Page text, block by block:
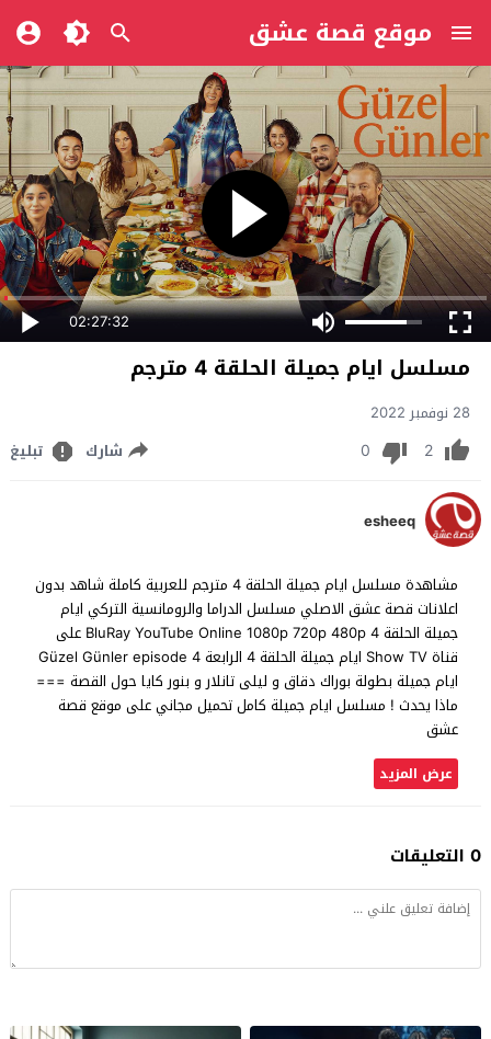
موقع قصة عشق
02:27:32
مسلسل ايام جميلة الحلقة 4 مترجم
28 نوفمبر 2022
2
0 شارك تبليغ
esheeq
مشاهدة مسلسل ايام جميلة الحلقة 4 مترجم للعربية كاملة شاهد بدون
اعلانات قصة عشق الاصلي مسلسل الدراما والرومانسية التركي ايام
جميلة الحلقة 4 BluRay YouTube Online 1080p 720p 480p على
قناة Show TV ايام جميلة الحلقة 4 الرابعة Güzel Günler episode 4
ايام جميلة بطولة بوراك دقاق و ليلى تانلار و بنور كايا حول القصة ===
ماذا يحدث ! مسلسل ايام جميلة كامل تحميل مجاني على موقع قصة
عشق
عرض المزيد
0 التعليقات